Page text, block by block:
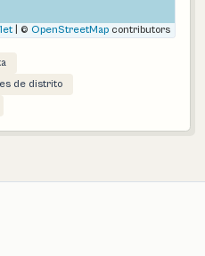
© OpenStreetMap contributors
de distrito